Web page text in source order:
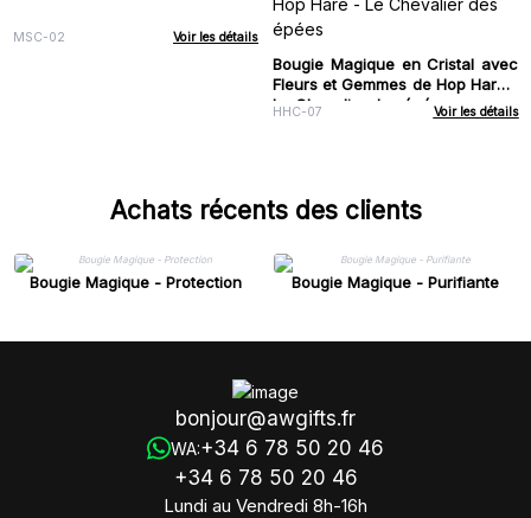
MSC-02 Voir les détails
Bougie Magique en Cristal avec
Fleurs et Gemmes de Hop Hare -
Le Chevalier des épées
HHC-07 Voir les détails
Achats récents des clients
Bougie Magique - Protection Bougie Magique - Purifiante
bonjour@awgifts.fr
WA:+34 6 78 50 20 46
+34 6 78 50 20 46
Lundi au Vendredi 8h-16h